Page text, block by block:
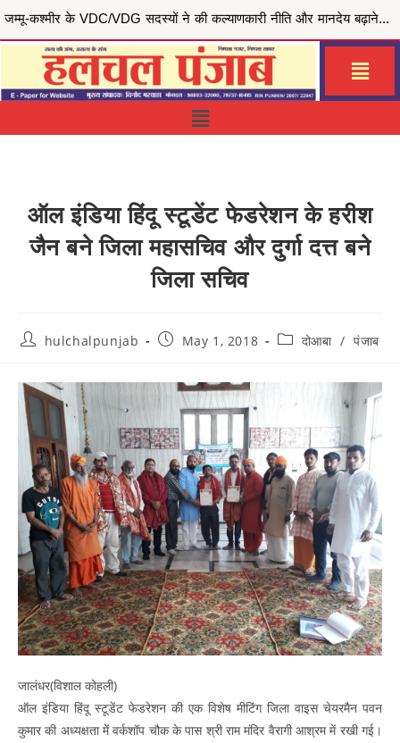
मुख्यमंत्री भगवंत सिंह मान की ‘मेरी रसोई योजना’ से जरूरतमंद परिवारों को राहत, जालंधर सेंट्रल हलका इं...
ऑल इंडिया हिंदू स्टूडेंट फेडरेशन के हरीश
जैन बने जिला महासचिव और दुर्गा दत्त बने
जिला सचिव
hulchalpunjab May 1, 2018 दोआबा / पंजाब
जालंधर(विशाल कोहली)
ऑल इंडिया हिंदू स्टूडेंट फेडरेशन की एक विशेष मीटिंग जिला वाइस चेयरमैन पवन
कुमार की अध्यक्षता में वर्कशॉप चौक के पास श्री राम मंदिर वैरागी आश्रम में रखी गई।